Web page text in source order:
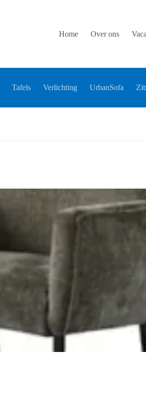
Home Over ons
Tafels Verlichting UrbanSofa